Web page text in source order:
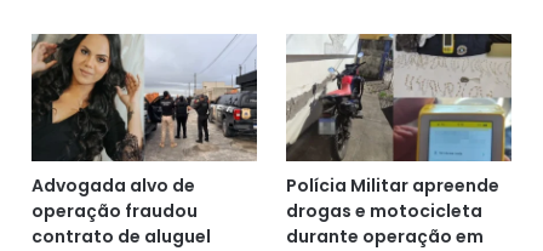
Advogada alvo de
operação fraudou
contrato de aluguel
Polícia Militar apreende
drogas e motocicleta
durante operação em